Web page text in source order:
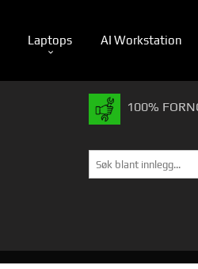
Laptops AI Workstation
100%